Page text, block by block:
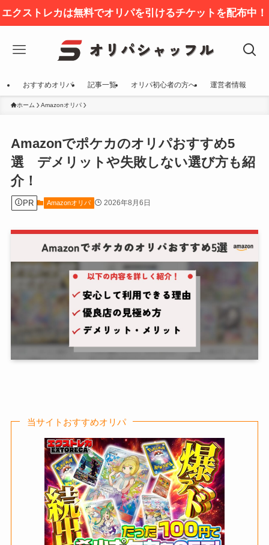
エクストレカは無料でオリパを引けるチケットを配布中！
おすすめオリパ 記事一覧 オリパ初心者の方へ 運営者情報
ホーム Amazonオリパ
Amazonでポケカのオリパおすすめ5
選 デメリットや失敗しない選び方も紹
介！
PR Amazonオリパ 2026年8月6日
当サイトおすすめオリパ